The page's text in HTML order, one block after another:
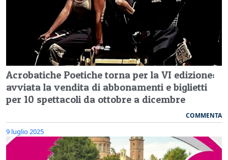
Acrobatiche Poetiche torna per la VI edizione:
avviata la vendita di abbonamenti e biglietti
per 10 spettacoli da ottobre a dicembre
COMMENTA
9 luglio 2025